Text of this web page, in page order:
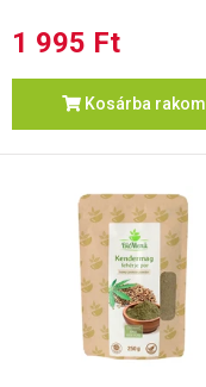
1 995 Ft
Kosárba rakom